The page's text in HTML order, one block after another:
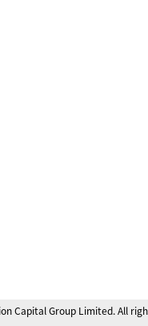
Capital Group Limited. All